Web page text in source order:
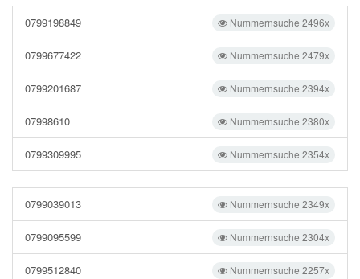
Nummernsuche 2496x
0799198849
Nummernsuche 2479x
0799677422
Nummernsuche 2394x
0799201687
Nummernsuche 2380x
07998610
Nummernsuche 2354x
0799309995
Nummernsuche 2349x
0799039013
Nummernsuche 2304x
0799095599
Nummernsuche 2257x
0799512840